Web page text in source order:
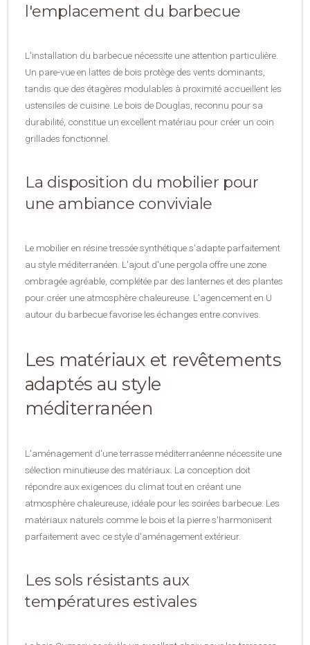
l'emplacement du barbecue
L'installation du barbecue nécessite une attention particulière.
Un pare-vue en lattes de bois protège des vents dominants,
tandis que des étagères modulables à proximité accueillent les
ustensiles de cuisine. Le bois de Douglas, reconnu pour sa
durabilité, constitue un excellent matériau pour créer un coin
grillades fonctionnel.
La disposition du mobilier pour
une ambiance conviviale
Le mobilier en résine tressée synthétique s'adapte parfaitement
au style méditerranéen. L'ajout d'une pergola offre une zone
ombragée agréable, complétée par des lanternes et des plantes
pour créer une atmosphère chaleureuse. L'agencement en U
autour du barbecue favorise les échanges entre convives.
Les matériaux et revêtements
adaptés au style
méditerranéen
L'aménagement d'une terrasse méditerranéenne nécessite une
sélection minutieuse des matériaux. La conception doit
répondre aux exigences du climat tout en créant une
atmosphère chaleureuse, idéale pour les soirées barbecue. Les
matériaux naturels comme le bois et la pierre s'harmonisent
parfaitement avec ce style d'aménagement extérieur.
Les sols résistants aux
températures estivales